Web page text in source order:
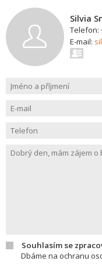
Silvia
Telefon:
E-mail:
Souhlasím se
Dbáme na ochranu